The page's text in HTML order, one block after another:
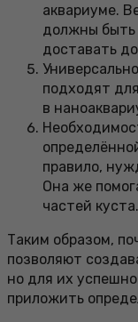
аквариуме.
должны быть
доставать
подходят
в
правило,
Она же
частей куста.
Таким образом,
позволяют
но для их
приложить